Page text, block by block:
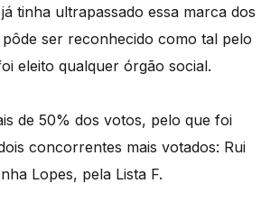
tinha ultrapassado essa marca dos
ser reconhecido como tal pelo
eleito qualquer órgão social.
de 50% dos votos, pelo que foi
concorrentes mais votados: Rui
Lopes, pela Lista F.